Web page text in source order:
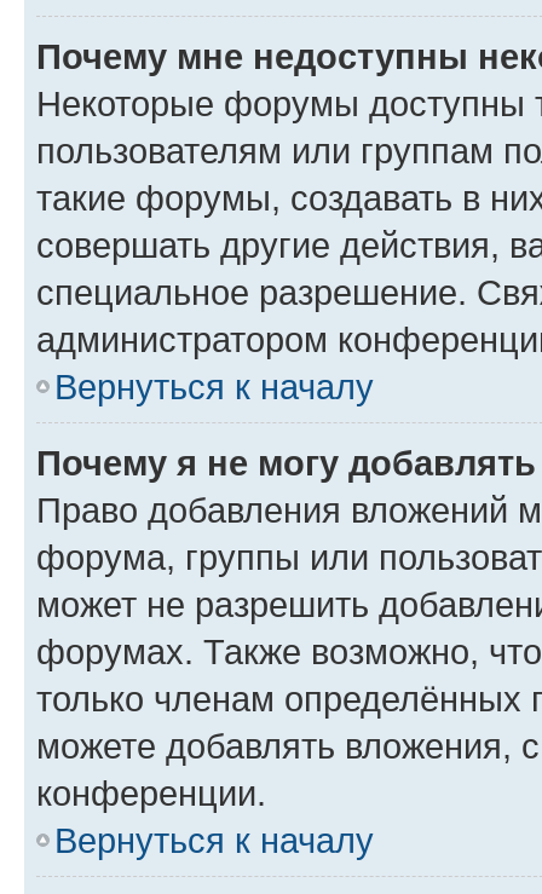
Почему мне недоступны
Некоторые форумы доступны
пользователям или группам
такие форумы, создавать в
совершать другие действия,
специальное разрешение.
администратором
Вернуться к началу
Почему я не могу
Право добавления вложений
форума, группы или
может не разрешить
форумах. Также возможно,
только членам определённых
можете добавлять вложения,
конференции.
Вернуться к началу